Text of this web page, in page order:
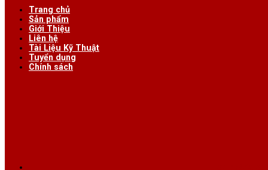
Trang chủ
Sản phẩm
Giới Thiệu
Liên hệ
Tài Liệu Kỹ Thuật
Tuyển dụng
Chính sách